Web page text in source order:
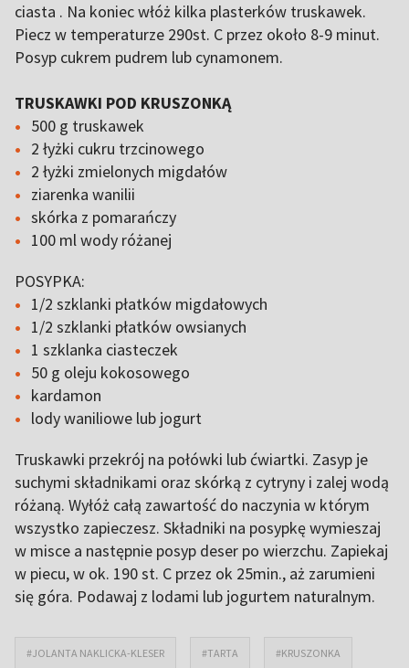
ciasta . Na koniec włóż kilka plasterków truskawek.
Piecz w temperaturze 290st. C przez około 8-9 minut.
Posyp cukrem pudrem lub cynamonem.
TRUSKAWKI POD KRUSZONKĄ
500 g truskawek
2 łyżki cukru trzcinowego
2 łyżki zmielonych migdałów
ziarenka wanilii
skórka z pomarańczy
100 ml wody różanej
POSYPKA:
1/2 szklanki płatków migdałowych
1/2 szklanki płatków owsianych
1 szklanka ciasteczek
50 g oleju kokosowego
kardamon
lody waniliowe lub jogurt
Truskawki przekrój na połówki lub ćwiartki. Zasyp je
suchymi składnikami oraz skórką z cytryny i zalej wodą
różaną. Wyłóż całą zawartość do naczynia w którym
wszystko zapieczesz. Składniki na posypkę wymieszaj
w misce a następnie posyp deser po wierzchu. Zapiekaj
w piecu, w ok. 190 st. C przez ok 25min., aż zarumieni
się góra. Podawaj z lodami lub jogurtem naturalnym.
#JOLANTA NAKLICKA-KLESER #TARTA #KRUSZONKA